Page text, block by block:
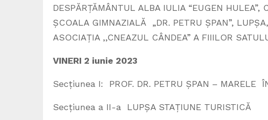
DESPĂRȚĂMÂNTUL ALBA IULIA “EUGEN
ȘCOALA GIMNAZIALĂ „DR. PETRU ȘPAN”,
ASOCIAȚIA ,,CNEAZUL CÂNDEA” A FIIILOR
VINERI 2 iunie 2023
Secțiunea I: PROF. DR. PETRU ȘPAN – MARELE
Secțiunea a II-a LUPȘA STAȚIUNE TURISTICĂ